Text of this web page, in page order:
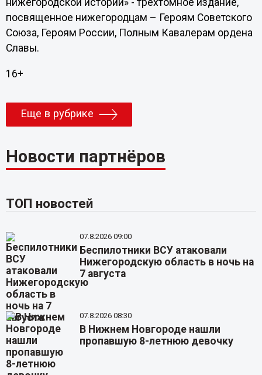
нижегородской истории» - трехтомное издание,
посвященное нижегородцам – Героям Советского
Союза, Героям России, Полным Кавалерам ордена
Славы.
16+
Еще в рубрике
Новости партнёров
ТОП новостей
07.8.2026 09:00
Беспилотники ВСУ атаковали
Нижегородскую область в ночь на
7 августа
07.8.2026 08:30
В Нижнем Новгороде нашли
пропавшую 8-летнюю девочку